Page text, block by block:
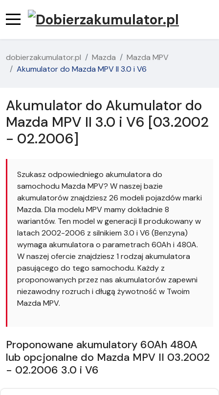
dobierzakumulator.pl Mazda
Mazda MPV
Akumulator do Mazda MPV II 3.0 i V6
Akumulator do Akumulator do
Mazda MPV II 3.0 i V6 [03.2002
- 02.2006]
Szukasz odpowiedniego akumulatora do
samochodu Mazda MPV? W naszej bazie
akumulatorów znajdziesz 26 modeli pojazdów marki
Mazda. Dla modelu MPV mamy dokładnie 8
wariantów. Ten model w generacji II produkowany w
latach 2002-2006 z silnikiem 3.0 i V6 (Benzyna)
wymaga akumulatora o parametrach 60Ah i 480A.
W naszej ofercie znajdziesz 1 rodzaj akumulatora
pasującego do tego samochodu. Każdy z
proponowanych przez nas akumulatorów zapewni
niezawodny rozruch i długą żywotność w Twoim
Mazda MPV.
Proponowane akumulatory 60Ah 480A
lub opcjonalne do Mazda MPV II 03.2002
- 02.2006 3.0 i V6